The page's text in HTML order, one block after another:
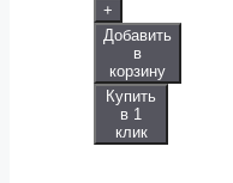
+
Добавить
в
корзину
Купить
в 1
клик